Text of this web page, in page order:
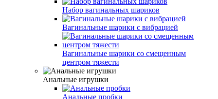
Набор вагинальных шариков
Вагинальные шарики с вибрацией
Вагинальные шарики со смещенным
центром тяжести
Анальные игрушки
Анальные пробки